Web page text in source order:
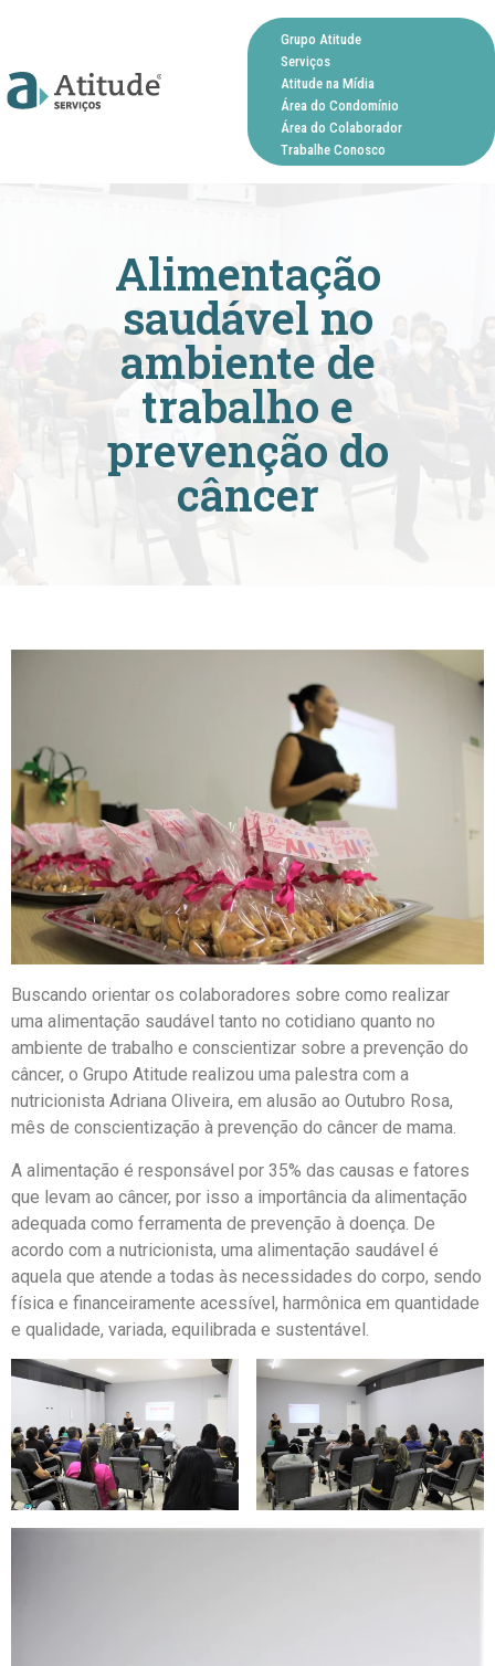
Grupo Atitude
Serviços
Atitude na Mídia
Área do Condomínio
Área do Colaborador
Trabalhe Conosco
Alimentação
saudável no
ambiente de
trabalho e
prevenção do
câncer
Buscando orientar os colaboradores sobre como realizar
uma alimentação saudável tanto no cotidiano quanto no
ambiente de trabalho e conscientizar sobre a prevenção do
câncer, o Grupo Atitude realizou uma palestra com a
nutricionista Adriana Oliveira, em alusão ao Outubro Rosa,
mês de conscientização à prevenção do câncer de mama.
A alimentação é responsável por 35% das causas e fatores
que levam ao câncer, por isso a importância da alimentação
adequada como ferramenta de prevenção à doença. De
acordo com a nutricionista, uma alimentação saudável é
aquela que atende a todas às necessidades do corpo, sendo
física e financeiramente acessível, harmônica em quantidade
e qualidade, variada, equilibrada e sustentável.